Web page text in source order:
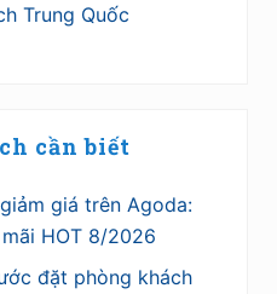
Trung Quốc
cần biết
giá trên Agoda:
HOT 8/2026
đặt phòng khách